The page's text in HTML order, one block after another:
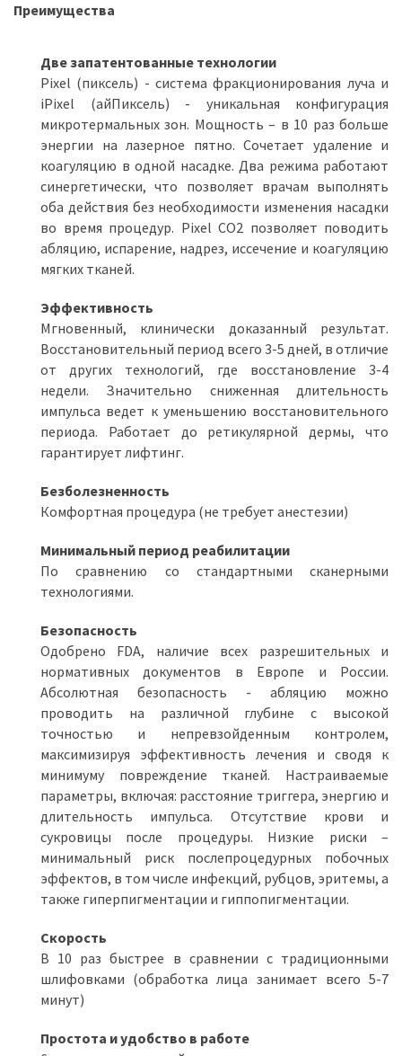
Преимущества
Две запатентованные технологии
Pixel (пиксель) - система фракционирования луча и
iPixel (айПиксель) - уникальная конфигурация
микротермальных зон. Мощность – в 10 раз больше
энергии на лазерное пятно. Сочетает удаление и
коагуляцию в одной насадке. Два режима работают
синергетически, что позволяет врачам выполнять
оба действия без необходимости изменения насадки
во время процедур. Pixel CO2 позволяет поводить
абляцию, испарение, надрез, иссечение и коагуляцию
мягких тканей.
Эффективность
Мгновенный, клинически доказанный результат.
Восстановительный период всего 3-5 дней, в отличие
от других технологий, где восстановление 3-4
недели. Значительно сниженная длительность
импульса ведет к уменьшению восстановительного
периода. Работает до ретикулярной дермы, что
гарантирует лифтинг.
Безболезненность
Комфортная процедура (не требует анестезии)
Минимальный период реабилитации
По сравнению со стандартными сканерными
технологиями.
Безопасность
Одобрено FDA, наличие всех разрешительных и
нормативных документов в Европе и России.
Абсолютная безопасность - абляцию можно
проводить на различной глубине с высокой
точностью и непревзойденным контролем,
максимизируя эффективность лечения и сводя к
минимуму повреждение тканей. Настраиваемые
параметры, включая: расстояние триггера, энергию и
длительность импульса. Отсутствие крови и
сукровицы после процедуры. Низкие риски –
минимальный риск послепроцедурных побочных
эффектов, в том числе инфекций, рубцов, эритемы, а
также гиперпигментации и гиппопигментации.
Скорость
В 10 раз быстрее в сравнении с традиционными
шлифовками (обработка лица занимает всего 5-7
минут)
Простота и удобство в работе